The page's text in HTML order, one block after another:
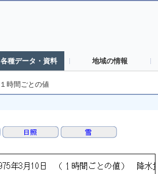
各種データ・資料 地域の情報
１時間ごとの値